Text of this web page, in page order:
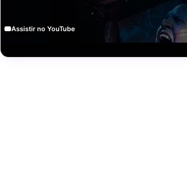
Assistir no YouTube